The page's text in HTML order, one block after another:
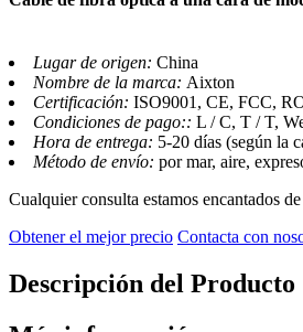
Lugar de origen: China
Nombre de la marca: Aixton
Certificación: ISO9001, CE, FCC,
Condiciones de pago:: L / C, T / T,
Hora de entrega: 5-20 días (según la
Método de envío: por mar, aire,
Cualquier consulta estamos encantados
Obtener el mejor precio Contacta con
Descripción del Producto